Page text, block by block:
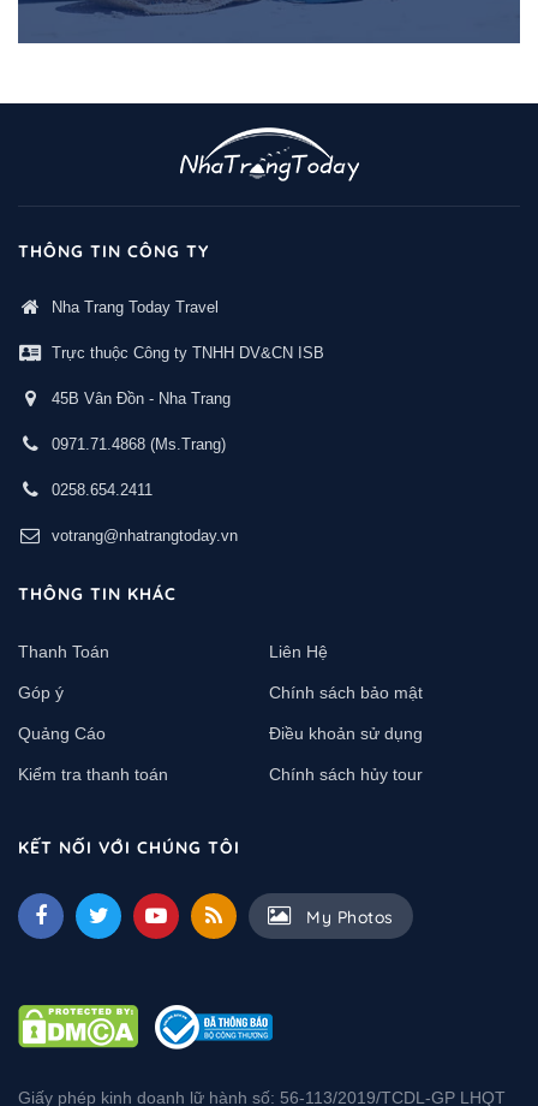
THÔNG TIN CÔNG TY
Nha Trang Today Travel
Trực thuộc Công ty TNHH DV&CN ISB
45B Vân Đồn - Nha Trang
0971.71.4868 (Ms.Trang)
0258.654.2411
votrang@nhatrangtoday.vn
THÔNG TIN KHÁC
Thanh Toán Liên Hệ
Góp ý Chính sách bảo mật
Quảng Cáo Điều khoản sử dụng
Kiểm tra thanh toán Chính sách hủy tour
KẾT NỐI VỚI CHÚNG TÔI
My Photos
Giấy phép kinh doanh lữ hành số: 56-113/2019/TCDL-GP LHQT